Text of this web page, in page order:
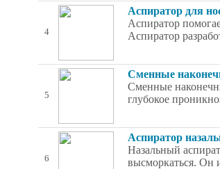
4
Аспиратор для
Аспиратор
Аспиратор
5
Сменные
Сменные
глубокое
6
Аспиратор
Назальный
высморкаться. Он